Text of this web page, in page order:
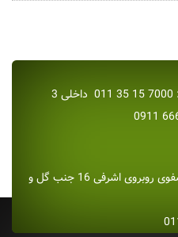
مازندران بابل چهار راه نواب صفوی روبروی اشرفی 16 جنب گل و